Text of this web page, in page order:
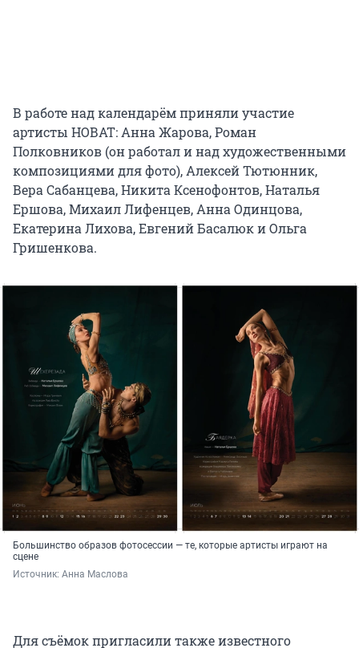
В работе над календарём приняли участие
артисты НОВАТ: Анна Жарова, Роман
Полковников (он работал и над художественными
композициями для фото), Алексей Тютюнник,
Вера Сабанцева, Никита Ксенофонтов, Наталья
Ершова, Михаил Лифенцев, Анна Одинцова,
Екатерина Лихова, Евгений Басалюк и Ольга
Гришенкова.
Большинство образов фотосессии — те, которые артисты играют на
сцене
Источник: Анна Маслова
Для съёмок пригласили также известного